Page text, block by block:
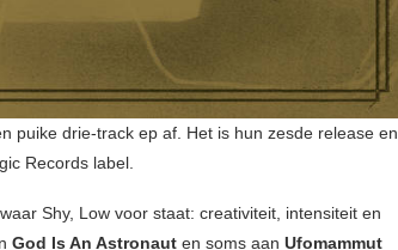
puike drie-track ep af. Het is hun zesde release en
Records label.
Shy, Low voor staat: creativiteit, intensiteit en
God Is An Astronaut en soms aan Ufomammut